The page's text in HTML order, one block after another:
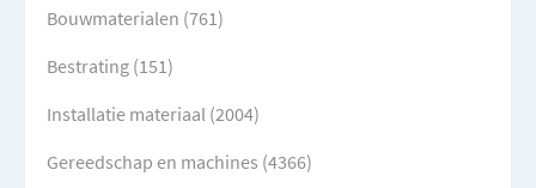
Bouwmaterialen (761)
Bestrating (151)
Installatie materiaal (2004)
Gereedschap en machines (4366)